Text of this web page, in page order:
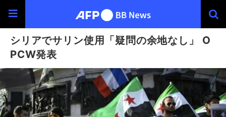
シリアでサリン使用「疑問の余地なし」 O
PCW発表